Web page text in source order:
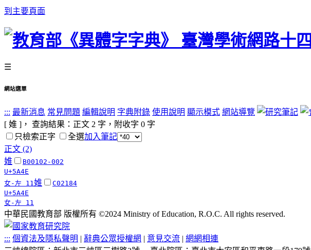
到主要頁面
☰
網站選單
::: 最新消息 常見問題 編輯說明 字典附錄 使用說明 顯示模式 網站導覽
[ 婎 ]， 查詢結果：正文 2 字，附收字 0 字
只檢索正字
全選加入筆記
正文 (2)
婎
B00102-002
U+5A4E
女-左 11 婎
C02184
U+5A4E
女-左 11
中華民國教育部 版權所有 ©2024 Ministry of Education, R.O.C. All rights reserved.
::: 個資法及隱私聲明 | 辭典公眾授權網 | 意見交流 | 網網相連